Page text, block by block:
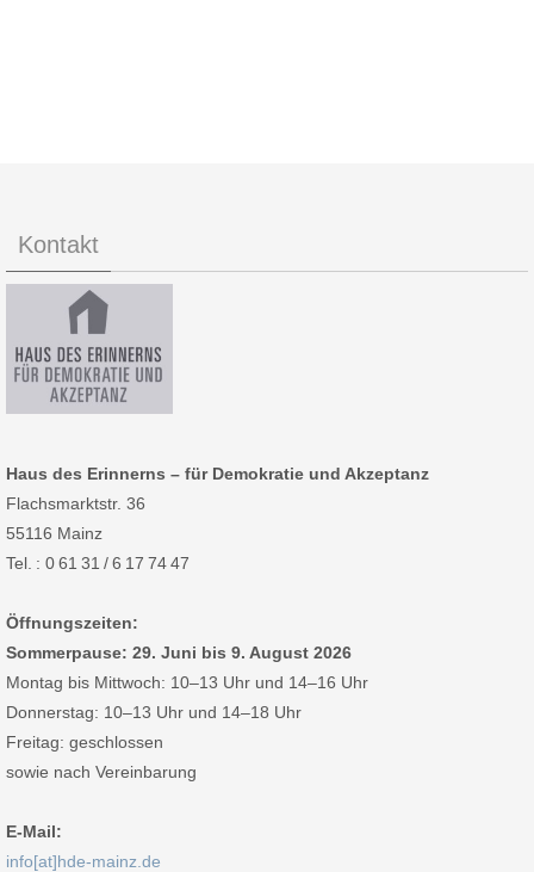
Kontakt
Haus des Erinnerns – für Demokratie und Akzeptanz
Flachsmarktstr. 36
55116 Mainz
Tel. : 0 61 31 / 6 17 74 47
Öffnungszeiten:
Sommerpause: 29. Juni bis 9. August 2026
Montag bis Mittwoch: 10–13 Uhr und 14–16 Uhr
Donnerstag: 10–13 Uhr und 14–18 Uhr
Freitag: geschlossen
sowie nach Vereinbarung
E-Mail:
info[at]hde-mainz.de